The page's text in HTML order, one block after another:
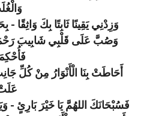
وَزِدْنِي يَقِينًا ثَابِتًا بِكَ
وَصُبَّ عَلَى قَلْبِي شَابِيبَ
أَحَاطَتْ بِنَا الْأَنْوَارُ مِنْ كُلِّ
فَسُبْحَانَكَ اللهُمَّ يَا خَيْرَ بَارِئٍ -